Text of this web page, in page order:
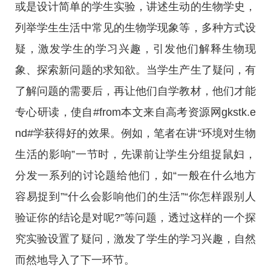
或是设计简单的学生实验，讲述生动的生物学史，
列举学生生活中常见的生物学现象等，多种方式设
疑，激发学生的学习兴趣，引发他们解释生物现
象、探索新问题的求知欲。当学生产生了疑问，有
了解问题的需要后，再让他们自学教材，他们才能
专心研读，使自#from本文来自高考资源网gkstk.e
nd#学获得好的效果。例如，笔者在讲“环境对生物
生活的影响”一节时，先课前让学生分组捉鼠妇，
分发一系列的讨论题给他们，如“一般在什么地方
容易捉到”“什么会影响他们的生活”“你怎样跟别人
验证你的结论是对呢?”等问题，透过这样的一个探
究实验设置了疑问，激发了学生的学习兴趣，自然
而然地导入了下一环节。